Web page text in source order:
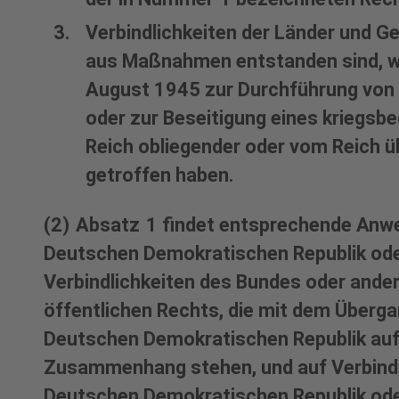
Verbindlichkeiten der Länder und
aus Maßnahmen entstanden sind,
August 1945 zur Durchführung
oder zur Beseitigung eines
Reich obliegender oder vom Reich
getroffen haben.
(2) Absatz 1 findet entsprechende
Deutschen Demokratischen Republik
Verbindlichkeiten des Bundes oder
öffentlichen Rechts, die mit dem
Deutschen Demokratischen Republik
Zusammenhang stehen, und auf